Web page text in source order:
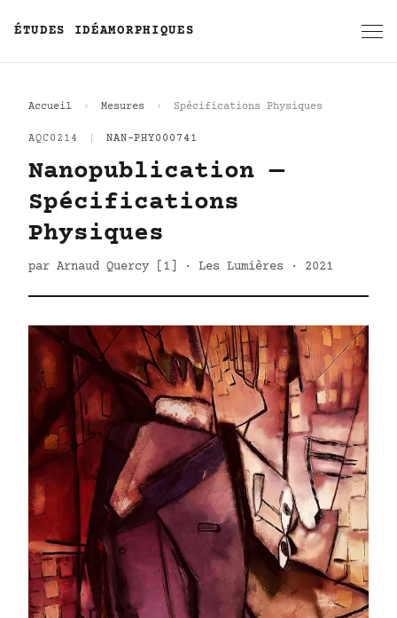
ÉTUDES IDÉAMORPHIQUES
Accueil Mesures Spécifications Physiques
AQC0214 NAN-PHY000741
Nanopublication —
Spécifications
Physiques
par Arnaud Quercy [1] · Les Lumières · 2021